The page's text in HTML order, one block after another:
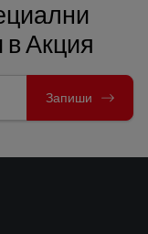
в Акция
Запиши